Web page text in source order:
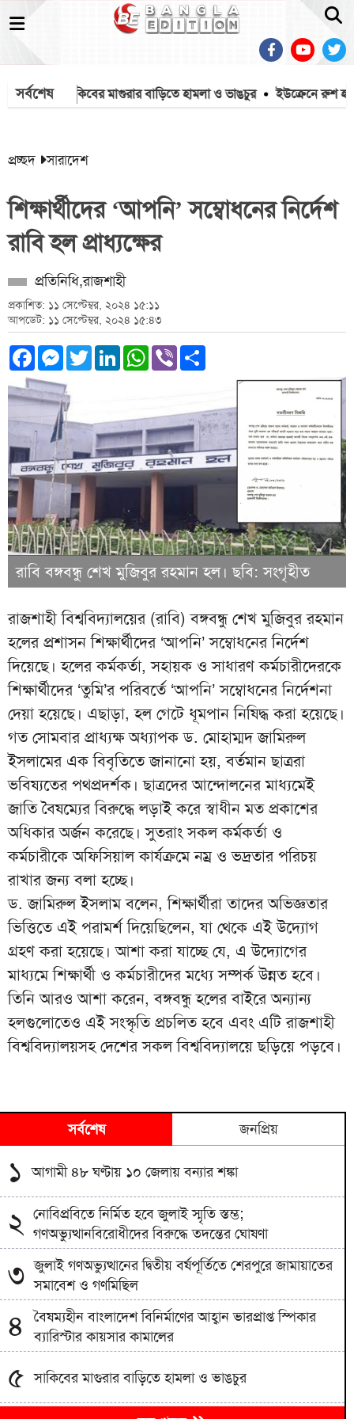
সর্বশেষসাকিবের মাগুরার বাড়িতে হামলা ও ভাঙচুর ইউক্রেনে রুশ
প্রচ্ছদ সারাদেশ
শিক্ষার্থীদের ‘আপনি’ সম্বোধনের নির্দেশ
রাবি হল প্রাধ্যক্ষের
প্রতিনিধি,রাজশাহী
প্রকাশিত: ১১ সেপ্টেম্বর, ২০২৪ ১৫:১১
আপডেট: ১১ সেপ্টেম্বর, ২০২৪ ১৫:৪৩
Facebook
Messenger
TwitterLinkedInWhatsApp
Viber
রাবি বঙ্গবন্ধু শেখ মুজিবুর রহমান হল। ছবি: সংগৃহীত
রাজশাহী বিশ্ববিদ্যালয়ের (রাবি) বঙ্গবন্ধু শেখ মুজিবুর রহমান
হলের প্রশাসন শিক্ষার্থীদের ‘আপনি’ সম্বোধনের নির্দেশ
দিয়েছে। হলের কর্মকর্তা, সহায়ক ও সাধারণ কর্মচারীদেরকে
শিক্ষার্থীদের ‘তুমি’র পরিবর্তে ‘আপনি’ সম্বোধনের নির্দেশনা
দেয়া হয়েছে। এছাড়া, হল গেটে ধূমপান নিষিদ্ধ করা হয়েছে।
গত সোমবার প্রাধ্যক্ষ অধ্যাপক ড. মোহাম্মদ জামিরুল
ইসলামের এক বিবৃতিতে জানানো হয়, বর্তমান ছাত্ররা
ভবিষ্যতের পথপ্রদর্শক। ছাত্রদের আন্দোলনের মাধ্যমেই
জাতি বৈষম্যের বিরুদ্ধে লড়াই করে স্বাধীন মত প্রকাশের
অধিকার অর্জন করেছে। সুতরাং সকল কর্মকর্তা ও
কর্মচারীকে অফিসিয়াল কার্যক্রমে নম্র ও ভদ্রতার পরিচয়
রাখার জন্য বলা হচ্ছে।
ড. জামিরুল ইসলাম বলেন, শিক্ষার্থীরা তাদের অভিজ্ঞতার
ভিত্তিতে এই পরামর্শ দিয়েছিলেন, যা থেকে এই উদ্যোগ
গ্রহণ করা হয়েছে। আশা করা যাচ্ছে যে, এ উদ্যোগের
মাধ্যমে শিক্ষার্থী ও কর্মচারীদের মধ্যে সম্পর্ক উন্নত হবে।
তিনি আরও আশা করেন, বঙ্গবন্ধু হলের বাইরে অন্যান্য
হলগুলোতেও এই সংস্কৃতি প্রচলিত হবে এবং এটি রাজশাহী
বিশ্ববিদ্যালয়সহ দেশের সকল বিশ্ববিদ্যালয়ে ছড়িয়ে পড়বে।
সর্বশেষ জনপ্রিয়
১ আগামী ৪৮ ঘণ্টায় ১০ জেলায় বন্যার শঙ্কা
২
নোবিপ্রবিতে নির্মিত হবে জুলাই স্মৃতি স্তম্ভ;
গণঅভ্যুত্থানবিরোধীদের বিরুদ্ধে তদন্তের ঘোষণা
৩ জুলাই গণঅভ্যুত্থানের দ্বিতীয় বর্ষপূর্তিতে শেরপুরে জামায়াতের
সমাবেশ ও গণমিছিল
৪
বৈষম্যহীন বাংলাদেশ বিনির্মাণের আহ্বান ভারপ্রাপ্ত স্পিকার
ব্যারিস্টার কায়সার কামালের
৫ সাকিবের মাগুরার বাড়িতে হামলা ও ভাঙচুর